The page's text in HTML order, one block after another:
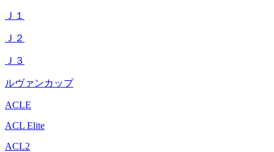
Ｊ１
Ｊ２
Ｊ３
ルヴァンカップ
ACLE
ACL Elite
ACL2